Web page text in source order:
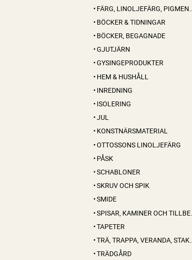
FÄRG, LINOLJEFÄRG, PIGMENT, LINOLJA, SÅPA MM
BÖCKER & TIDNINGAR
BÖCKER, BEGAGNADE
GJUTJÄRN
GYSINGEPRODUKTER
HEM & HUSHÅLL
INREDNING
ISOLERING
JUL
KONSTNÄRSMATERIAL
OTTOSSONS LINOLJEFÄRG
PÅSK
SCHABLONER
SKRUV OCH SPIK
SMIDE
SPISAR, KAMINER OCH TILLBEHÖR
TAPETER
TRÄ, TRAPPA, VERANDA, STAKET, KONSOLER
TRÄDGÅRD